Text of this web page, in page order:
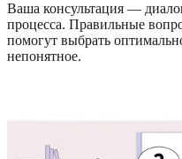
Ваша консультация —
процесса. Правильные
помогут выбрать
непонятное.